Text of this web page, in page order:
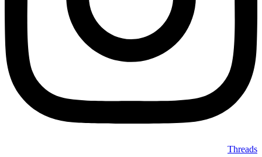
Threads